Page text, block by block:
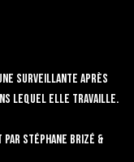
surveillante après
lequel elle travaille.
par Stéphane Brizé &